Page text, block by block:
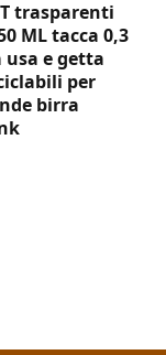
trasparenti
ML tacca 0,3
e getta
per
birra